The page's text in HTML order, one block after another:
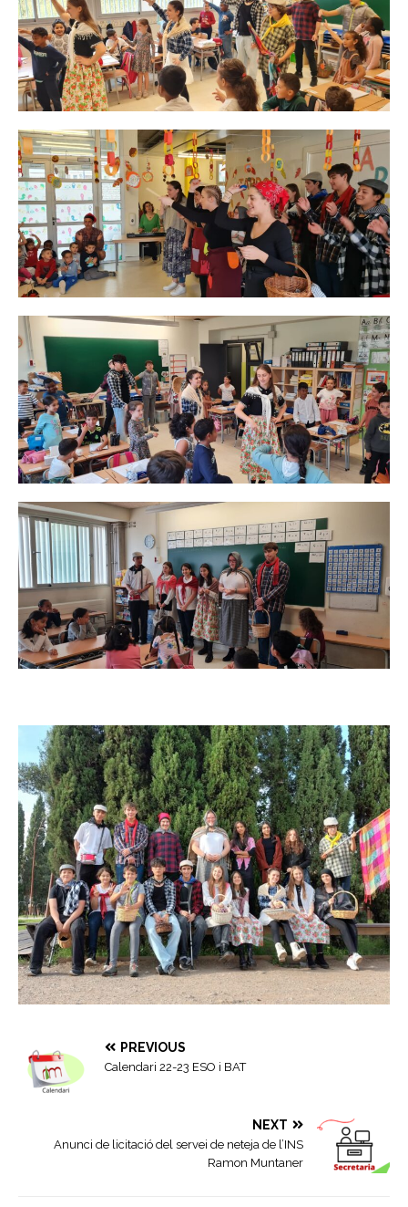
PREVIOUS
Calendari 22-23 ESO i BAT
NEXT
Anunci de licitació del servei de neteja de l’INS
Ramon Muntaner